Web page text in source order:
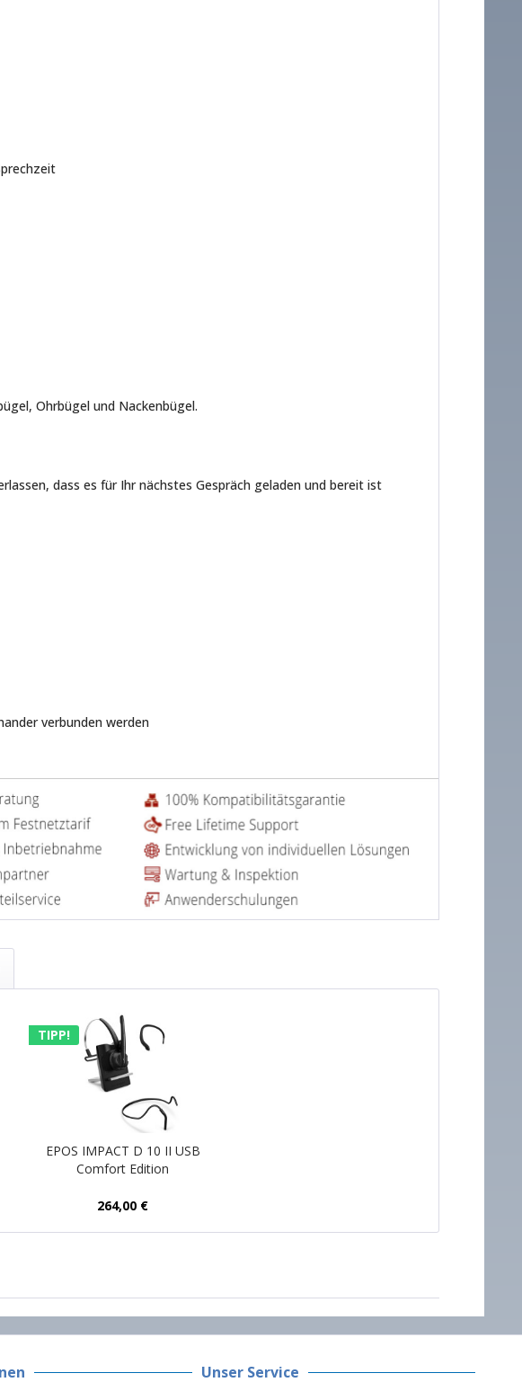
Ohrbügel und Nackenbügel.
dass es für Ihr nächstes Gespräch geladen und bereit ist
verbunden werden
TIPP!
EPOS IMPACT D 10 II USB
Comfort Edition
264,00 €
Unser Service